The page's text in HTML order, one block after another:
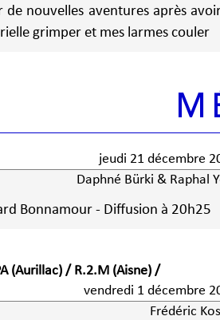
nouvelles aventures après
grimper et mes larmes couler
jeudi 21 décembre
Daphné Bürki & Raphal
Bonnamour - Diffusion à 20h25
(Aurillac) / R.2.M (Aisne) /
vendredi 1 décembre
Frédéric